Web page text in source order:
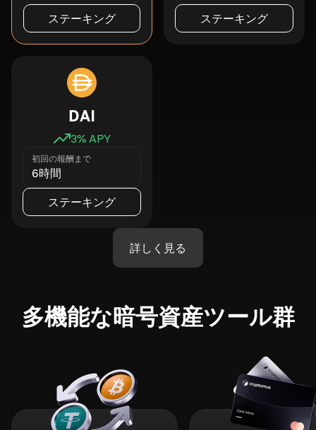
ステーキング ステーキング
DAI
3% APY
初回の報酬まで
6時間
ステーキング
詳しく見る
多機能な暗号資産ツール群